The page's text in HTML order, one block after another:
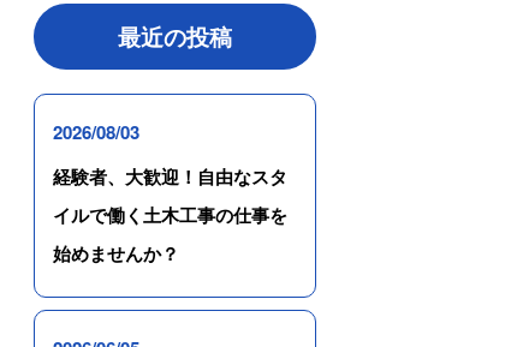
最近の投稿
2026/08/03
経験者、大歓迎！自由なスタ
イルで働く土木工事の仕事を
始めませんか？